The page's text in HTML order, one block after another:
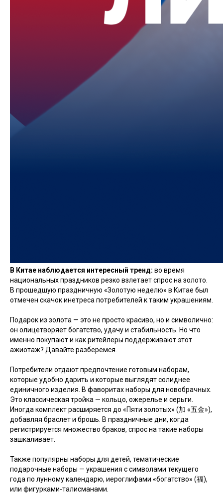
В Китае наблюдается интересный тренд: во время
национальных праздников резко взлетает спрос на золото.
В прошедшую праздничную «Золотую неделю» в Китае был
отмечен скачок инетреса потребителей к таким украшениям.
Подарок из золота — это не просто красиво, но и символично:
он олицетворяет богатство, удачу и стабильность. Но что
именно покупают и как ритейлеры поддерживают этот
ажиотаж? Давайте разберёмся.
Потребители отдают предпочтение готовым наборам,
которые удобно дарить и которые выглядят солиднее
единичного изделия. В фаворитах наборы для новобрачных.
Это классическая тройка — кольцо, ожерелье и серьги.
Иногда комплект расширяется до «Пяти золотых» (加 «五金»),
добавляя браслет и брошь. В праздничные дни, когда
регистрируется множество браков, спрос на такие наборы
зашкаливает.
Также популярны наборы для детей, тематические
подарочные наборы — украшения с символами текущего
года по лунному календарю, иероглифами «богатство» (福),
или фигурками-талисманами.
Подписаться
Хотите быть в курсе последних
событий? Подпишитесь на наши